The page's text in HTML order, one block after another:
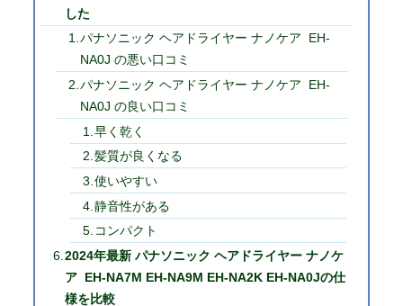
した
パナソニック ヘアドライヤー ナノケア EH-
NA0J の悪い口コミ
パナソニック ヘアドライヤー ナノケア EH-
NA0J の良い口コミ
早く乾く
髪質が良くなる
使いやすい
静音性がある
コンパクト
2024年最新 パナソニック ヘアドライヤー ナノケ
ア EH-NA7M EH-NA9M EH-NA2K EH-NA0Jの仕
様を比較